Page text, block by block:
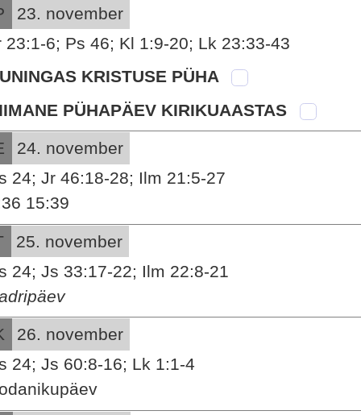
23. november
23:1-6; Ps 46; Kl 1:9-20; Lk 23:33-43
KRISTUSE PÜHA
PÜHAPÄEV KIRIKUAASTAS
24. november
24; Jr 46:18-28; Ilm 21:5-27
15:39
25. november
24; Js 33:17-22; Ilm 22:8-21
26. november
24; Js 60:8-16; Lk 1:1-4